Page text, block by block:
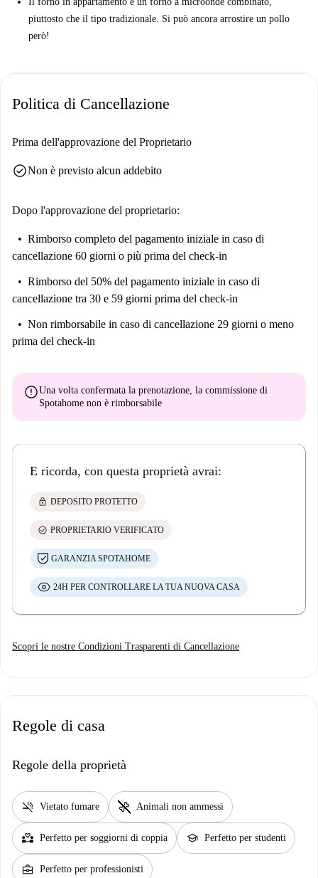
piuttosto che il tipo tradizionale. Si può ancora arrostire un pollo
però!
Politica di Cancellazione
Prima dell'approvazione del Proprietario
check_circleNon è previsto alcun addebito
Dopo l'approvazione del proprietario:
Rimborso completo del pagamento iniziale in caso di
cancellazione 60 giorni o più prima del check-in
Rimborso del 50% del pagamento iniziale in caso di
cancellazione tra 30 e 59 giorni prima del check-in
Non rimborsabile in caso di cancellazione 29 giorni o meno
prima del check-in
errorUna volta confermata la prenotazione, la commissione di
Spotahome non è rimborsabile
E ricorda, con questa proprietà avrai:
lock DEPOSITO PROTETTO
check_circle PROPRIETARIO VERIFICATO
GARANZIA SPOTAHOME
24H PER CONTROLLARE LA TUA NUOVA CASA
Scopri le nostre Condizioni Trasparenti di Cancellazione
Regole di casa
Regole della proprietà
smoke_free Vietato fumare pet_supplies Animali non ammessi
partner_heart Perfetto per soggiorni di coppia school Perfetto per studenti
business_center Perfetto per professionisti